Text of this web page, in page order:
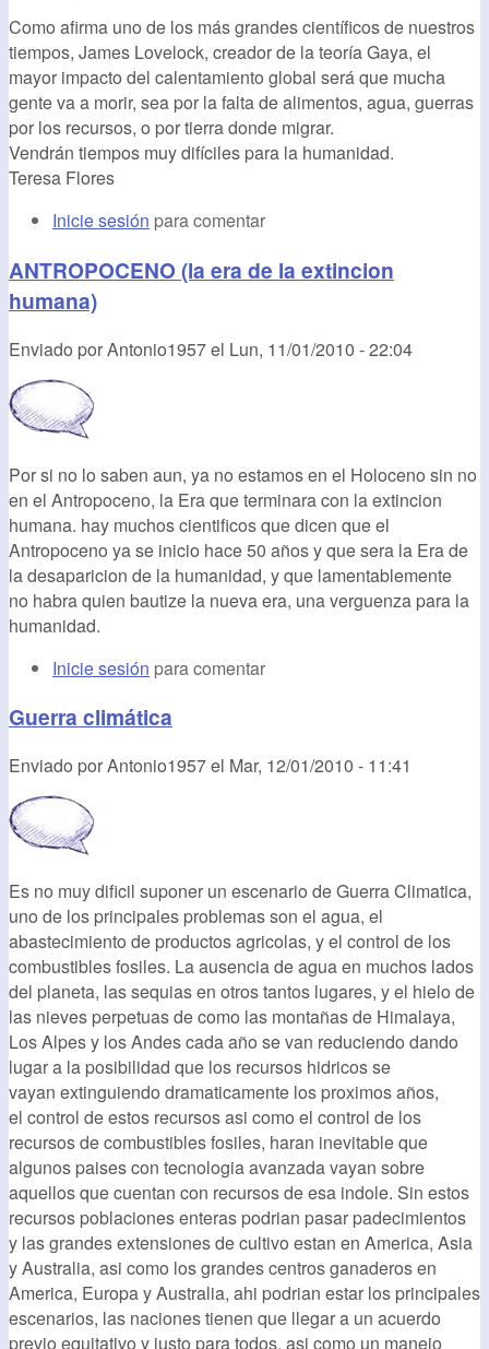
Como afirma uno de los más grandes científicos de nuestros
tiempos, James Lovelock, creador de la teoría Gaya, el
mayor impacto del calentamiento global será que mucha
gente va a morir, sea por la falta de alimentos, agua, guerras
por los recursos, o por tierra donde migrar.
Vendrán tiempos muy difíciles para la humanidad.
Teresa Flores
Inicie sesión para comentar
ANTROPOCENO (la era de la extincion
humana)
Enviado porAntonio1957el Lun, 11/01/2010 - 22:04
Por si no lo saben aun, ya no estamos en el Holoceno sin no
en el Antropoceno, la Era que terminara con la extincion
humana. hay muchos cientificos que dicen que el
Antropoceno ya se inicio hace 50 años y que sera la Era de
la desaparicion de la humanidad, y que lamentablemente
no habra quien bautize la nueva era, una verguenza para la
humanidad.
Inicie sesión para comentar
Guerra climática
Enviado porAntonio1957el Mar, 12/01/2010 - 11:41
Es no muy dificil suponer un escenario de Guerra Climatica,
uno de los principales problemas son el agua, el
abastecimiento de productos agricolas, y el control de los
combustibles fosiles. La ausencia de agua en muchos lados
del planeta, las sequias en otros tantos lugares, y el hielo de
las nieves perpetuas de como las montañas de Himalaya,
Los Alpes y los Andes cada año se van reduciendo dando
lugar a la posibilidad que los recursos hidricos se
vayan extinguiendo dramaticamente los proximos años,
el control de estos recursos asi como el control de los
recursos de combustibles fosiles, haran inevitable que
algunos paises con tecnologia avanzada vayan sobre
aquellos que cuentan con recursos de esa indole. Sin estos
recursos poblaciones enteras podrian pasar padecimientos
y las grandes extensiones de cultivo estan en America, Asia
y Australia, asi como los grandes centros ganaderos en
America, Europa y Australia, ahi podrian estar los principales
escenarios, las naciones tienen que llegar a un acuerdo
previo equitativo y justo para todos, asi como un manejo